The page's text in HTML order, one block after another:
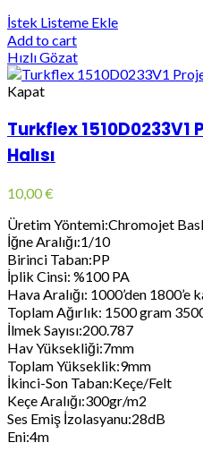
İstek Listeme Ekle
Add to cart
Hızlı Gözat
Kapat
Turkflex
Halısı
10,00€
Üretim Yöntemi:Chromojet
İğne Aralığı:1/10
Birinci Taban:PP
İplik Cinsi: %100 PA
Hava Aralığı: 1000’den 1800’e
Toplam Ağırlık: 1500 gram
İlmek Sayısı:200.787
Hav Yüksekliği:7mm
Toplam Yükseklik:9mm
İkinci-Son Taban:Keçe/Felt
Keçe Aralığı:300gr/m2
Ses Emiş İzolasyanu:28dB
Eni:4m